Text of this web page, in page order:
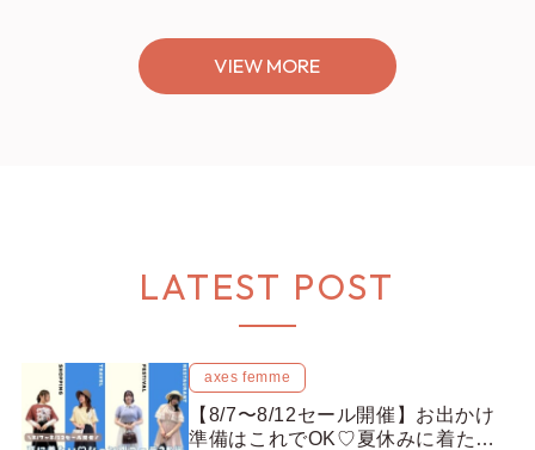
VIEW MORE
LATEST POST
axes femme
【8/7〜8/12セール開催】お出かけ
準備はこれでOK♡夏休みに着たい